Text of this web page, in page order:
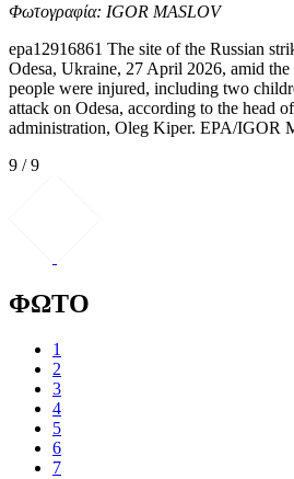
Φωτογραφία: IGOR MASLOV
epa12916861 The site of the Russian
Odesa, Ukraine, 27 April 2026, amid
people were injured, including two
attack on Odesa, according to the head
administration, Oleg Kiper. EPA/IGOR
9 / 9
ΦΩΤΟ
1
2
3
4
5
6
7